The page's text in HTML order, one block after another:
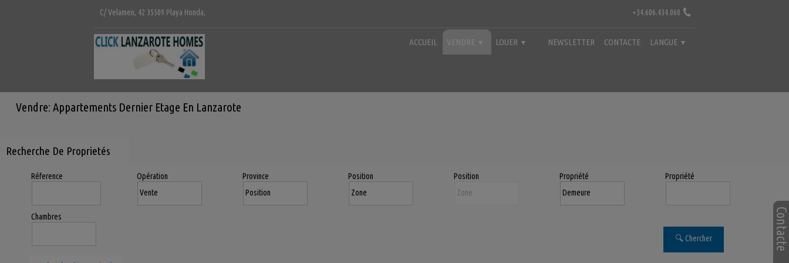
C/ Velamen, 42 35509 Playa Honda, +34.606.434.060
ACCUEIL VENDRE LOUER NEWSLETTER CONTACTE LANGUE
Vendre: Appartements Dernier Etage En Lanzarote
Recherche De Proprietés
Réference Opération Province Position Position Propriété Propriété
Chambres Contacte